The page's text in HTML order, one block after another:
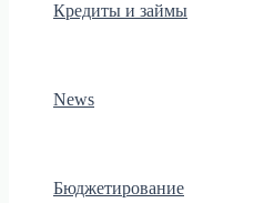
Кредиты и займы
News
Бюджетирование